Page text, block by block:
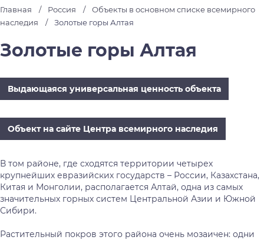
Главная Россия
Объекты в основном списке всемирного
наследия
Золотые горы Алтая
Золотые горы Алтая
Выдающаяся универсальная ценность объекта
Объект на сайте Центра всемирного наследия
В том районе, где сходятся территории четырех
крупнейших евразийских государств – России, Казахстана,
Китая и Монголии, располагается Алтай, одна из самых
значительных горных систем Центральной Азии и Южной
Сибири.
Растительный покров этого района очень мозаичен: одни